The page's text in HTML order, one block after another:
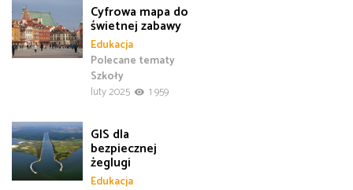
Cyfrowa mapa do
świetnej zabawy
Edukacja
Polecane tematy
Szkoły
luty 2025
1 959
GIS dla
bezpiecznej
żeglugi
Edukacja